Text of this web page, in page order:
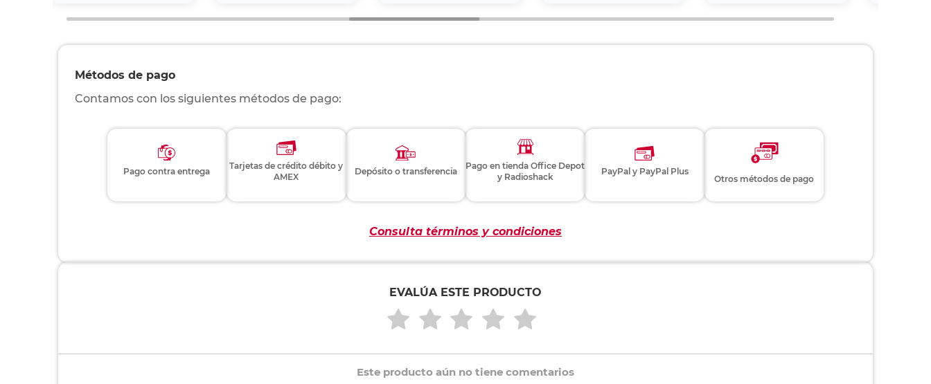
Métodos de pago
Contamos con los siguientes métodos de pago:
Pago contra entrega
Tarjetas de crédito débito y
AMEX
Depósito o transferencia
Pago en tienda Office Depot
y Radioshack
PayPal y PayPal Plus
Otros métodos de pago
Consulta términos y condiciones
EVALÚA ESTE PRODUCTO
Este producto aún no tiene comentarios